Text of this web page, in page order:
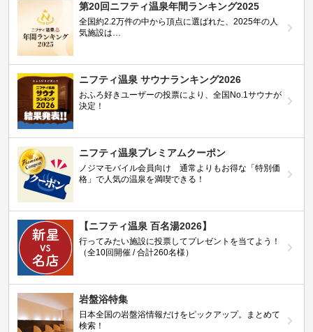
第20回ニフティ温泉年間ランキング2025
全国約2.2万件の中から頂点に選ばれた、2025年の人
気施設は…
ニフティ温泉 サウナランキング2026
おふろ好きユーザーの投票により、全国No.1サウナが
決定！
ニフティ温泉プレミアムクーポン
ノジマモバイル会員向け 通常よりもお得な「特別価
格」で人気の温泉を満喫できる！
【ニフティ温泉 百名湯2026】
行ってみたい施設に投票してプレゼントを当てよう！
（全10回開催 / 合計260名様）
岩盤浴特集
日本全国の岩盤浴情報だけをピックアップ。まとめて
検索！